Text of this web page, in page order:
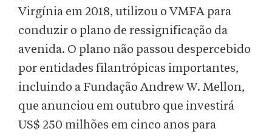
Virgínia em 2018, utilizou o VMFA para
conduzir o plano de ressignificação da
avenida. O plano não passou despercebido
por entidades filantrópicas importantes,
incluindo a Fundação Andrew W. Mellon,
que anunciou em outubro que investirá
US$ 250 milhões em cinco anos para